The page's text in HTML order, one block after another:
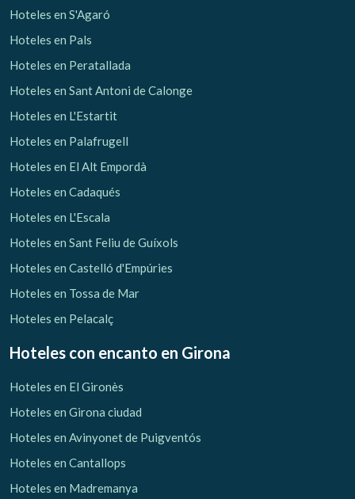
Hoteles en S'Agaró
Hoteles en Pals
Hoteles en Peratallada
Hoteles en Sant Antoni de Calonge
Hoteles en L'Estartit
Hoteles en Palafrugell
Hoteles en El Alt Empordà
Hoteles en Cadaqués
Hoteles en L'Escala
Hoteles en Sant Feliu de Guíxols
Hoteles en Castelló d'Empúries
Hoteles en Tossa de Mar
Hoteles en Pelacalç
Hoteles con encanto en Girona
Hoteles en El Gironès
Hoteles en Girona ciudad
Hoteles en Avinyonet de Puigventós
Hoteles en Cantallops
Hoteles en Madremanya